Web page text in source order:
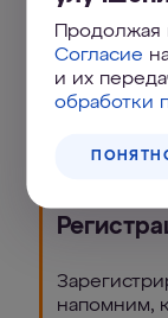
напомним,
Продолжая
Согласие
и их
обработки